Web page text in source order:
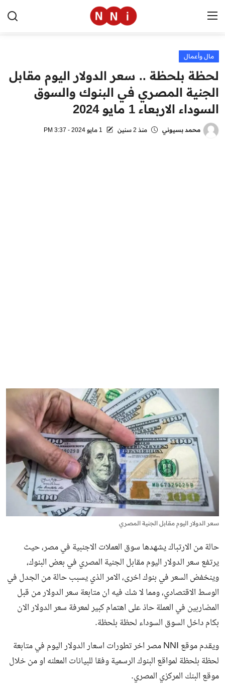
الرئيسية
اخبار مصر
العالم
الرياضة
مال وأعمال
لحظة بلحظة .. سعر الدولار اليوم مقابل
الجنية المصري في البنوك والسوق
السوداء الاربعاء 1 مايو 2024
محمد بسيوني منذ 2 سنين 1 مايو 2024 - 3:37 PM
سعر الدولار اليوم مقابل الجنية المصري
حالة من الارتباك يشهدها سوق العملات الاجنبية في مصر، حيث
يرتفع سعر الدولار اليوم مقابل الجنية المصري في بعض البنوك،
وينخفض السعر في بنوك اخرى، الامر الذي يسبب حالة من الجدل في
الوسط الاقتصادي، ومما لا شك فيه ان متابعة سعر الدولار من قبل
المضاربين في العملة حاذ على اهتمام كبير لمعرفة سعر الدولار الان
بكام داخل السوق السوداء لحظة بلحظة.
ويقدم موقع NNI مصر اخر تطورات اسعار الدولار اليوم في متابعة
لحظة بلحظة لمواقع البنوك الرسمية وفقا للبيانات المعلنه او من خلال
موقع البنك المركزي المصري.